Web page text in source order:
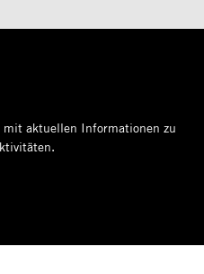
aktuellen Informationen zu